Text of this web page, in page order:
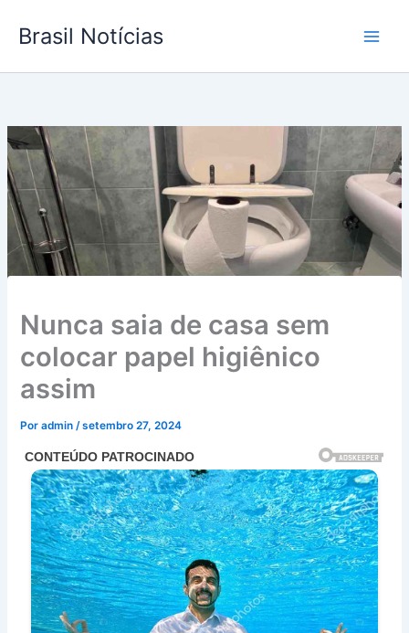
para
conteúdo
Brasil Notícias
Nunca saia de casa sem
colocar papel higiênico
assim
Poradmin/setembro 27, 2024